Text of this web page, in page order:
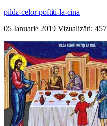
pilda-celor-poftiti-la-cina
05 Ianuarie 2019 Vizualizări: 457